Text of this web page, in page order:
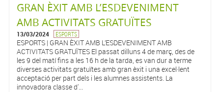
GRAN ÈXIT AMB L’ESDEVENIMENT
AMB ACTIVITATS GRATUÏTES
13/03/2024 ESPORTS
ESPORTS | GRAN ÈXIT AMB L’ESDEVENIMENT AMB
ACTIVITATS GRATUÏTES El passat dilluns 4 de març, des de
les 9 del matí fins a les 16 h de la tarda, es van dur a terme
diverses activitats gratuïtes amb gran èxit i una excel·lent
acceptació per part dels i les alumnes assistents. La
innovadora classe d'...